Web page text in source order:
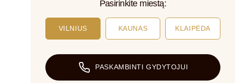
Pasirinkite miestą:
VILNIUS KAUNAS KLAIPĖDA
PASKAMBINTI GYDYTOJUI